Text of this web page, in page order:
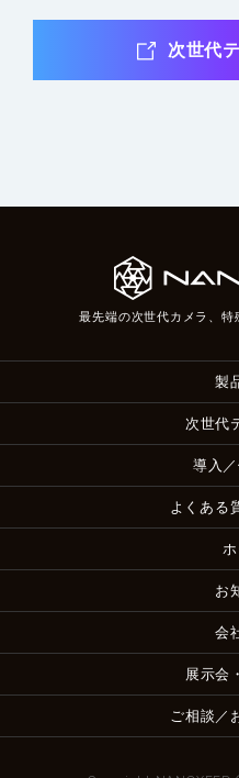
次世代
最先端の次世代カメラ、
製
次世代
導入
よくある
お
会
展示会
ご相談／